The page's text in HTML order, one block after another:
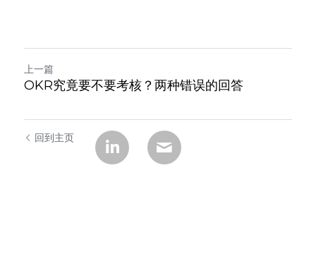
上一篇
OKR究竟要不要考核？两种错误的回答
回到主页